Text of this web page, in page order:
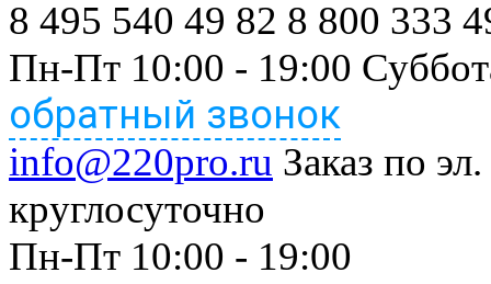
8 495 540 49 82 8 800 333
Пн-Пт 10:00 - 19:00
обратный звонок
info@220pro.ru Заказ по
круглосуточно
Пн-Пт 10:00 - 19:00